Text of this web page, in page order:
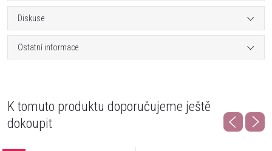
Diskuse
Ostatní informace
K tomuto produktu doporučujeme ještě
dokoupit